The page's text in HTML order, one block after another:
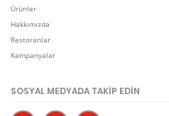
Ürünler
Hakkımızda
Restoranlar
Kampanyalar
SOSYAL MEDYADA TAKİP EDİN